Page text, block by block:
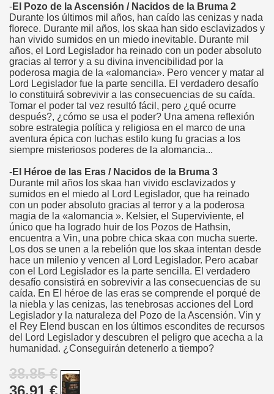
-El Pozo de la Ascensión / Nacidos de la Bruma 2
Durante los últimos mil años, han caído las cenizas y nada
ﬂorece. Durante mil años, los skaa han sido esclavizados y
han vivido sumidos en un miedo inevitable. Durante mil
años, el Lord Legislador ha reinado con un poder absoluto
gracias al terror y a su divina invencibilidad por la
poderosa magia de la «alomancia». Pero vencer y matar al
Lord Legislador fue la parte sencilla. El verdadero desafío
lo constituirá sobrevivir a las consecuencias de su caída.
Tomar el poder tal vez resultó fácil, pero ¿qué ocurre
después?, ¿cómo se usa el poder? Una amena reﬂexión
sobre estrategia política y religiosa en el marco de una
aventura épica con luchas estilo kung fu gracias a los
siempre misteriosos poderes de la alomancia...
-El Héroe de las Eras / Nacidos de la Bruma 3
Durante mil años los skaa han vivido esclavizados y
sumidos en el miedo al Lord Legislador, que ha reinado
con un poder absoluto gracias al terror y a la poderosa
magia de la «alomancia ». Kelsier, el Superviviente, el
único que ha logrado huir de los Pozos de Hathsin,
encuentra a Vin, una pobre chica skaa con mucha suerte.
Los dos se unen a la rebelión que los skaa intentan desde
hace un milenio y vencen al Lord Legislador. Pero acabar
con el Lord Legislador es la parte sencilla. El verdadero
desafío consistirá en sobrevivir a las consecuencias de su
caída. En El héroe de las eras se comprende el porqué de
la niebla y las cenizas, las tenebrosas acciones del Lord
Legislador y la naturaleza del Pozo de la Ascensión. Vin y
el Rey Elend buscan en los últimos escondites de recursos
del Lord Legislador y descubren el peligro que acecha a la
humanidad. ¿Conseguirán detenerlo a tiempo?
38.85 €
36.91 €